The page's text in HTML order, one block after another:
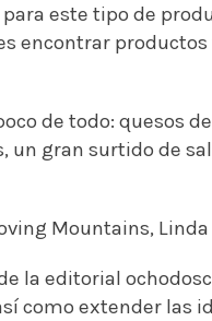
este tipo de
encontrar productos
de todo: quesos
un gran surtido de
Mountains, Linda
la editorial
como extender las